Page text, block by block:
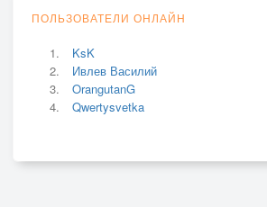
ПОЛЬЗОВАТЕЛИ ОНЛАЙН
KsK
Ивлев Василий
OrangutanG
Qwertysvetka